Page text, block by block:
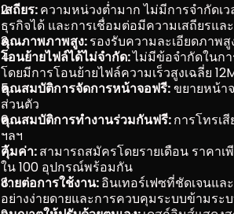
เสถียร: ความหน่วงต่ำมาก ไม่มีการจำกัดเ
ธุรกิจได้ และการเชื่อมต่อมีความเสถียรแล
คุณภาพภาพสูง: รองรับความละเอียดภาพ
โอนย้ายไฟล์ได้ไม่จำกัด: ไม่มีข้อจำกัดในก
โดยมีการโอนย้ายไฟล์ความเร็วสูงเฉลี่ย
คุณสมบัติการจัดการหน้าจอฟรี: ขยายหน้า
ส่วนตัว
คุณสมบัติการทำงานร่วมกันฟรี: การโทรเ
ฯลฯ
คุ้มค่า: สามารถสมัครโดยรายเดือน ราคา
ใน 100 อุปกรณ์พร้อมกัน
ง่ายต่อการใช้งาน: อินเทอร์เฟซที่ชัดเจนแ
อย่างง่ายดายและการควบคุมระบบข้ามระ